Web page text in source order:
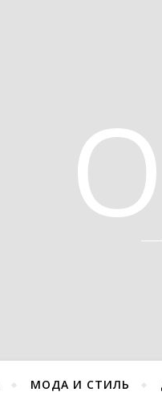
МОДА И СТИЛЬ